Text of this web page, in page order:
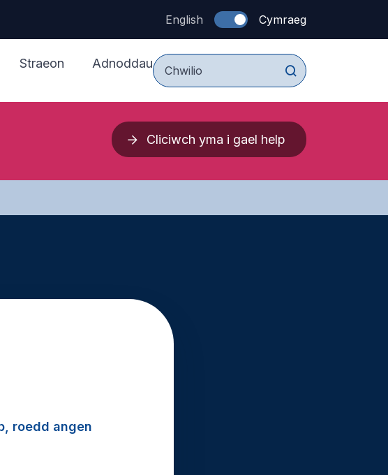
English Cymraeg
Gwasanaethau
Cymorth
Straeon Adnoddau
I Blant a Pobl Ifranc
Cliciwch yma i gael help
roedd angen